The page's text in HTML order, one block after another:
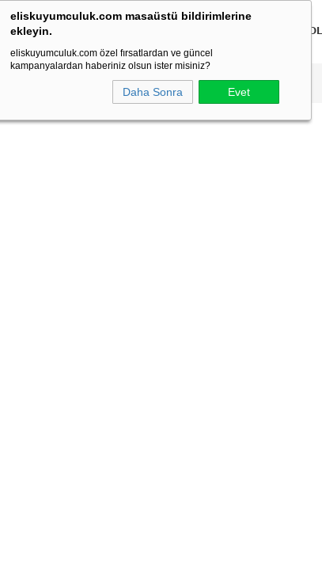
eliskuyumculuk.com masaüstü bildirimlerine
ekleyin.
eliskuyumculuk.com özel fırsatlardan ve güncel
kampanyalardan haberiniz olsun ister misiniz?
Daha Sonra Evet
BİLEKLİKLER